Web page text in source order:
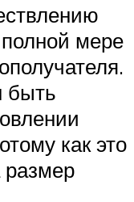
мере
быть
как это